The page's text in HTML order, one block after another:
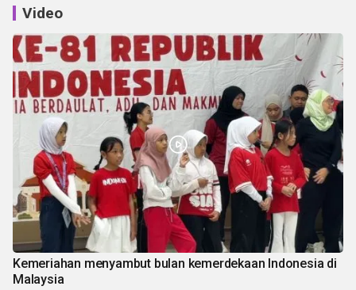
Video
Kemeriahan menyambut bulan kemerdekaan Indonesia di
Malaysia